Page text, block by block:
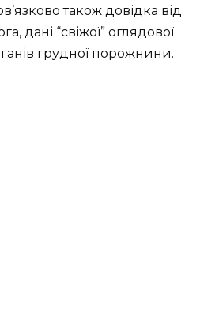
також довідка від
дані “свіжої” оглядової
грудної порожнини.